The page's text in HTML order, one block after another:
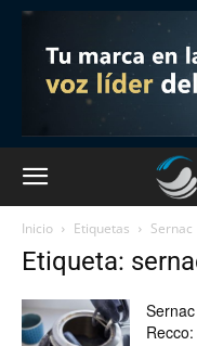
Inicio Etiquetas Sernac
Etiqueta: